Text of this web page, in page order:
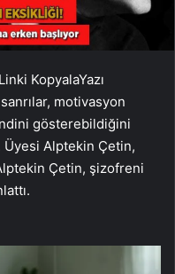
Linki KopyalaYazı
motivasyon
gösterebildiğini
Üyesi Alptekin Çetin,
Çetin, şizofreni